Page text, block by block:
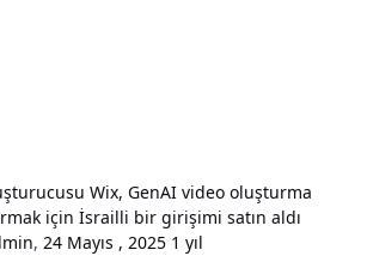
Wix, GenAI video oluşturma
için İsrailli bir girişimi satın aldı
,24 Mayıs , 2025 1 yıl